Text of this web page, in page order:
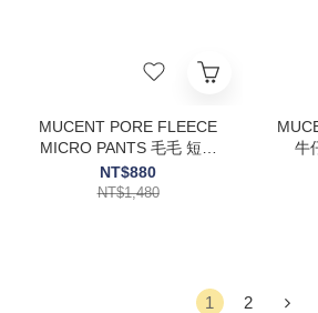
MUCENT PORE FLEECE
MICRO PANTS 毛毛 短褲
小標籤 韓國代購 兩色
NT$880
NT$1,480
牛
1 2